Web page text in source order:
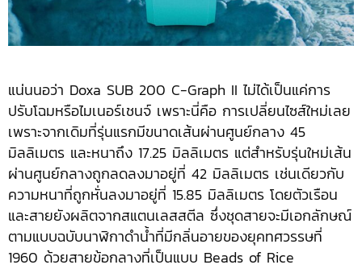
แน่นนอว่า Doxa SUB 200 C-Graph II ไม่ได้เป็นแค่การ
ปรับโฉมหรือไมเนอร์เชนจ์ เพราะนี่คือ การเปลี่ยนไซส์ใหม่เลย
เพราะจากเดิมที่รุ่นแรกมีขนาดเส้นผ่านศูนย์กลาง 45
มิลลิเมตร และหนาถึง 17.25 มิลลิเมตร แต่สำหรับรุ่นใหม่เส้น
ผ่านศูนย์กลางถูกลดลงมาอยู่ที่ 42 มิลลิเมตร เช่นเดียวกับ
ความหนาที่ถูกหั่นลงมาอยู่ที่ 15.85 มิลลิเมตร โดยตัวเรือน
และสายยังผลิตจากสแตนเลสสตีล ซึ่งชุดสายจะมีเอกลักษณ์
ตามแบบฉบับนาฬิกาดำน้ำที่มีกลิ่นอายของยุคทศวรรษที่
1960 ด้วยสายข้อกลางที่เป็นแบบ Beads of Rice